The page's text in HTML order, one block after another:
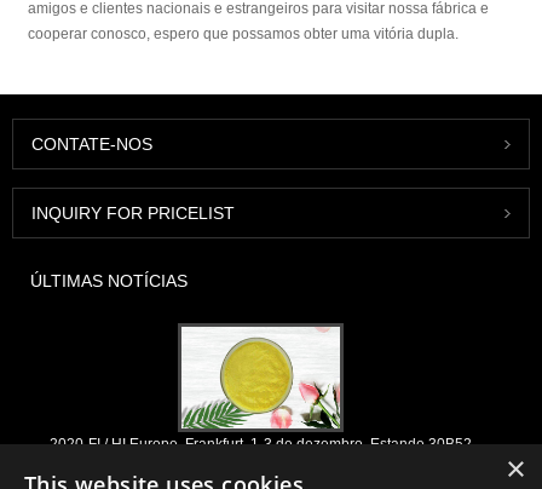
amigos e clientes nacionais e estrangeiros para visitar nossa fábrica e
cooperar conosco, espero que possamos obter uma vitória dupla.
CONTATE-NOS
INQUIRY FOR PRICELIST
ÚLTIMAS NOTÍCIAS
2020-FI / HI Europe, Frankfurt, 1-3 de dezembro, Estande 30B52
2021/03/30 ×